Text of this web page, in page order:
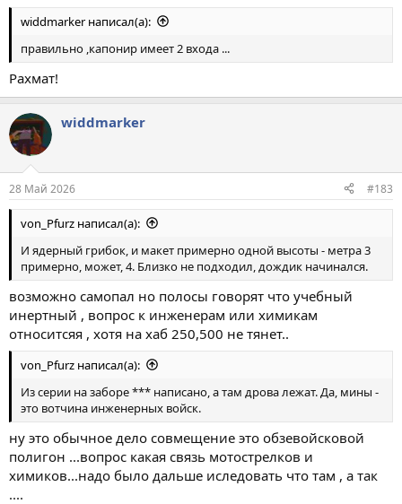
widdmarker написал(а):
правильно ,капонир имеет 2 входа ...
Рахмат!
widdmarker
28 Май 2026 #183
von_Pfurz написал(а):
И ядерный грибок, и макет примерно одной высоты - метра 3
примерно, может, 4. Близко не подходил, дождик начинался.
возможно самопал но полосы говорят что учебный
инертный , вопрос к инженерам или химикам
относитсяя , хотя на хаб 250,500 не тянет..
von_Pfurz написал(а):
Из серии на заборе *** написано, а там дрова лежат. Да, мины -
это вотчина инженерных войск.
ну это обычное дело совмещение это обзевойсковой
полигон ...вопрос какая связь мотострелков и
химиков...надо было дальше иследовать что там , а так
....